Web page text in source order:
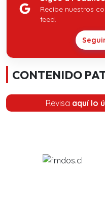
Recibe nuestros
feed.
CONTENIDO
Revisa aquí lo